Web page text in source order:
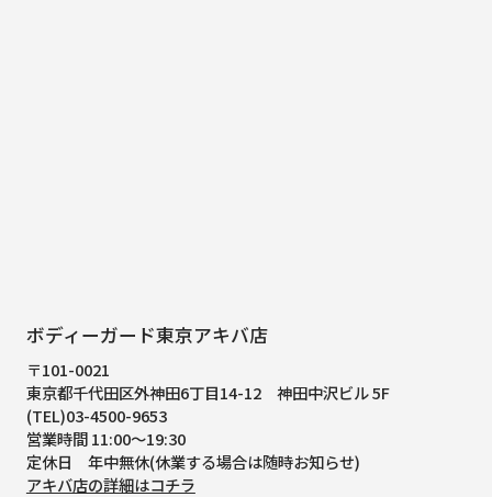
ボディーガード東京アキバ店
〒101-0021
東京都千代田区外神田6丁目14-12 神田中沢ビル 5F
(TEL)03-4500-9653
営業時間 11:00～19:30
定休日 年中無休(休業する場合は随時お知らせ)
アキバ店の詳細はコチラ